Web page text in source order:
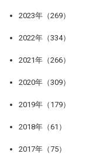
2023年（269）
2022年（334）
2021年（266）
2020年（309）
2019年（179）
2018年（61）
2017年（75）